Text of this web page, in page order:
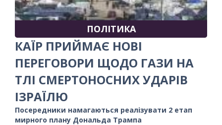
ПОЛІТИКА
КАЇР ПРИЙМАЄ НОВІ
ПЕРЕГОВОРИ ЩОДО ГАЗИ НА
ТЛІ СМЕРТОНОСНИХ УДАРІВ
ІЗРАЇЛЮ
Посередники намагаються реалізувати 2 етап
мирного плану Дональда Трампа